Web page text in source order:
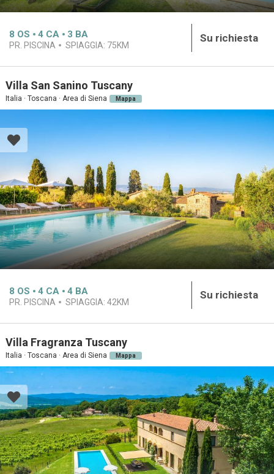
8 OS 4 CA 3 BA
PR. PISCINA SPIAGGIA: 75KM
Su richiesta
Villa San Sanino Tuscany
Italia · Toscana · Area di Siena Mappa
8 OS 4 CA 4 BA
PR. PISCINA SPIAGGIA: 42KM
Su richiesta
Villa Fragranza Tuscany
Italia · Toscana · Area di Siena Mappa